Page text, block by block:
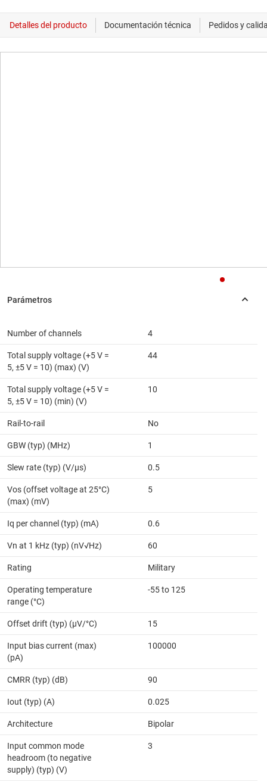
Number of channels 4
Total supply voltage (+5 V =
5, ±5 V = 10) (max) (V)
44
Total supply voltage (+5 V =
5, ±5 V = 10) (min) (V)
10
Rail-to-rail No
GBW (typ) (MHz) 1
Slew rate (typ) (V/µs) 0.5
Vos (offset voltage at 25°C)
(max) (mV)
5
Iq per channel (typ) (mA) 0.6
Vn at 1 kHz (typ) (nV√Hz) 60
Rating Military
Operating temperature
range (°C)
-55 to 125
Offset drift (typ) (µV/°C) 15
Input bias current (max)
(pA)
100000
CMRR (typ) (dB) 90
Iout (typ) (A) 0.025
Architecture Bipolar
Input common mode
headroom (to negative
supply) (typ) (V)
3